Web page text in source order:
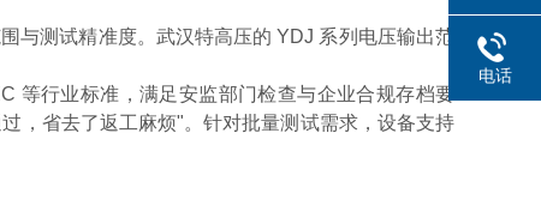
与测试精准度。武汉特高压的 YDJ 系列电压输出范
等行业标准，满足安监部门检查与企业合规存档要
，省去了返工麻烦"。针对批量测试需求，设备支持
电话